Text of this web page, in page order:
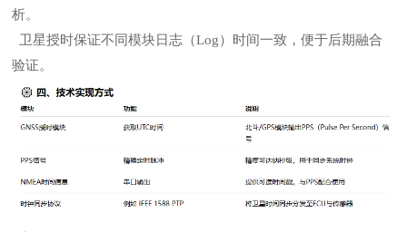
析。
卫星授时保证不同模块日志（Log）时间一致，便于后期融合
验证。